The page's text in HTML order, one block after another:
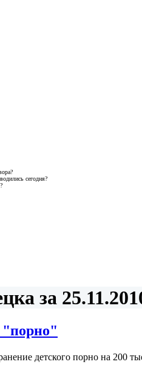
сегодня?
за
"порно"
детского порно на 200